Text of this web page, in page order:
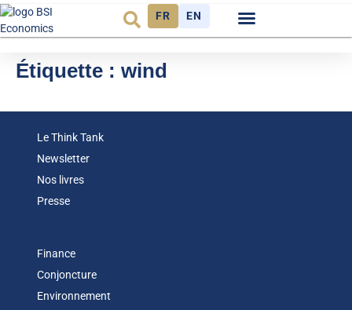
FR EN
Étiquette : wind
Le Think Tank
Newsletter
Nos livres
Presse
Finance
Conjoncture
Environnement